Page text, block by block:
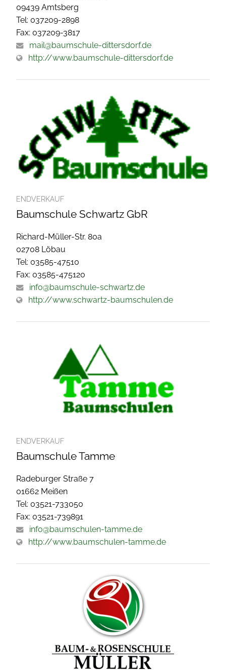
09439 Amtsberg
Tel: 037209-2898
Fax: 037209-3817
mail@baumschule-dittersdorf.de
http://www.baumschule-dittersdorf.de
ENDVERKAUF
Baumschule Schwartz GbR
Richard-Müller-Str. 80a
02708 Löbau
Tel: 03585-47510
Fax: 03585-475120
info@baumschule-schwartz.de
http://www.schwartz-baumschulen.de
ENDVERKAUF
Baumschule Tamme
Radeburger Straße 7
01662 Meißen
Tel: 03521-733050
Fax: 03521-739891
info@baumschulen-tamme.de
http://www.baumschulen-tamme.de